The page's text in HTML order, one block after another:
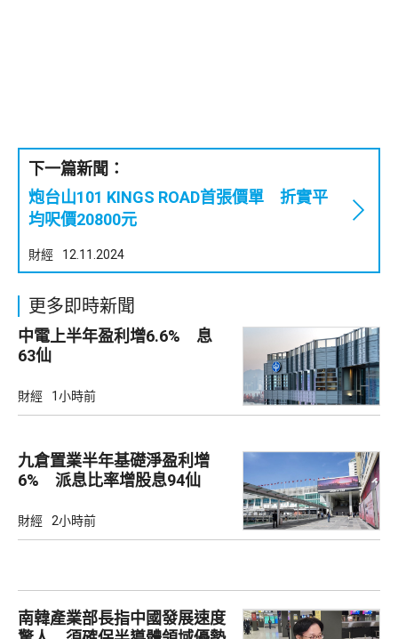
下一篇新聞：
炮台山101 KINGS ROAD首張價單 折實平
均呎價20800元
財經 12.11.2024
更多即時新聞
中電上半年盈利增6.6% 息
63仙
財經 1小時前
九倉置業半年基礎淨盈利增
6% 派息比率增股息94仙
財經 2小時前
南韓產業部長指中國發展速度